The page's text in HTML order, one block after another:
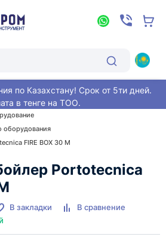
по Казахстану! Срок от 5ти дней.
в тенге на ТОО.
оборудования
FIRE BOX 30 M
Portotecnica
В закладки
В сравнение